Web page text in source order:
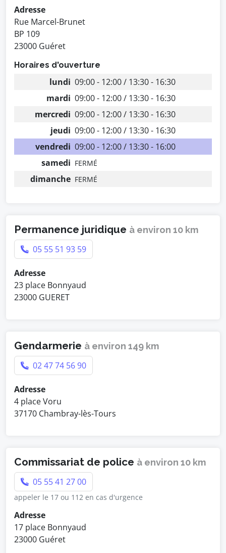
Adresse
Rue Marcel-Brunet
BP 109
23000 Guéret
Horaires d'ouverture
lundi 09:00 - 12:00 / 13:30 - 16:30
mardi 09:00 - 12:00 / 13:30 - 16:30
mercredi 09:00 - 12:00 / 13:30 - 16:30
jeudi 09:00 - 12:00 / 13:30 - 16:30
vendredi 09:00 - 12:00 / 13:30 - 16:00
samedi FERMÉ
dimanche FERMÉ
Permanence juridique à environ 10 km
05 55 51 93 59
Adresse
23 place Bonnyaud
23000 GUERET
Gendarmerie à environ 149 km
02 47 74 56 90
Adresse
4 place Voru
37170 Chambray-lès-Tours
Commissariat de police à environ 10 km
05 55 41 27 00
appeler le 17 ou 112 en cas d'urgence
Adresse
17 place Bonnyaud
23000 Guéret